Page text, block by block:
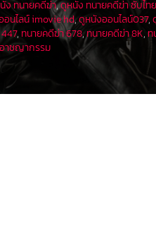
ง ทนายคดีฆ่า,ดูหนัง ทนายคดีฆ่า ซับไทย
นไลน์ imovie hd,ดูหนังออนไลน์037,
, ทนายคดีฆ่า 678,ทนายคดีฆ่า 8K,ท
าชญากรรม